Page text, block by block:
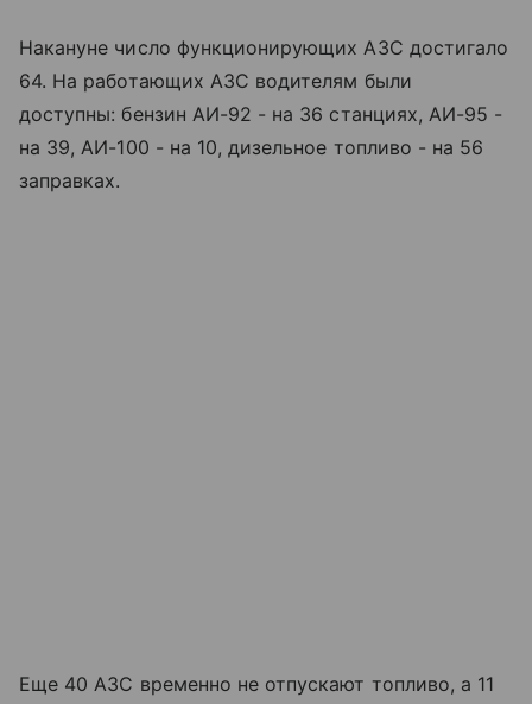
Накануне число функционирующих АЗС достигало
64. На работающих АЗС водителям были
доступны: бензин АИ-92 - на 36 станциях, АИ-95 -
на 39, АИ-100 - на 10, дизельное топливо - на 56
заправках.
Еще 40 АЗС временно не отпускают топливо, а 11